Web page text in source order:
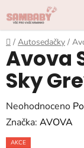
na
obsah
Domů
/ Autosedačky /
Avova
Sky
Průměrné
hodnocení
produktu
Neohodnoceno
Značka: AVOVA
AKCE